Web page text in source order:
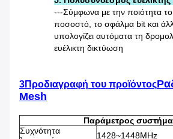
---Σύμφωνα με την ποιότητα
ποσοστό, το σφάλμα bit και
υπολογίζει αυτόματα τη
ευέλικτη δικτύωση
3Προδιαγραφή του προϊόντος
Mesh
Παράμετρος
Συχνότητα
1428~1448MHz